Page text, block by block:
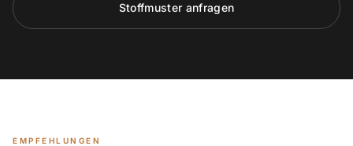
Stoffmuster anfragen
EMPFEHLUNGEN